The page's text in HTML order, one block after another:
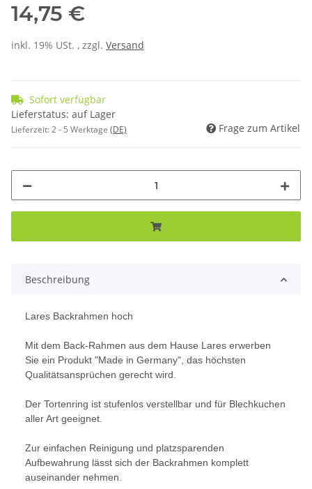
14,75 €
inkl. 19% USt. , zzgl. Versand
Sofort verfügbar
Lieferstatus: auf Lager
Lieferzeit:2 - 5 Werktage (DE) Frage zum Artikel
Beschreibung
Lares Backrahmen hoch
Mit dem Back-Rahmen aus dem Hause Lares erwerben
Sie ein Produkt "Made in Germany", das höchsten
Qualitätsansprüchen gerecht wird.
Der Tortenring ist stufenlos verstellbar und für Blechkuchen
aller Art geeignet.
Zur einfachen Reinigung und platzsparenden
Aufbewahrung lässt sich der Backrahmen komplett
auseinander nehmen.